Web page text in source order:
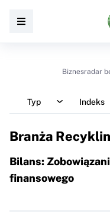
Biznesradar
Typ Indeks
Branża
Bilans:
finansowego